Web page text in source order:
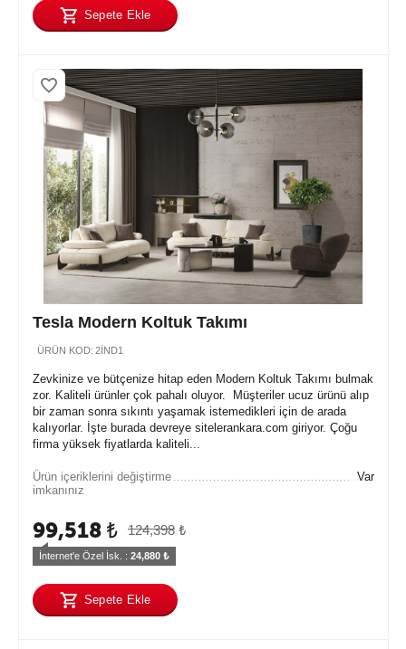
Sepete Ekle
Tesla Modern Koltuk Takımı
ÜRÜN KOD: 2İND1
Zevkinize ve bütçenize hitap eden Modern Koltuk Takımı bulmak
zor. Kaliteli ürünler çok pahalı oluyor. Müşteriler ucuz ürünü alıp
bir zaman sonra sıkıntı yaşamak istemedikleri için de arada
kalıyorlar. İşte burada devreye sitelerankara.com giriyor. Çoğu
firma yüksek fiyatlarda kaliteli...
Ürün içeriklerini değiştirme
imkanınız
Var
124,398 ₺
99,518 ₺
İnternet'e Özel İsk. : 24,880 ₺
Sepete Ekle